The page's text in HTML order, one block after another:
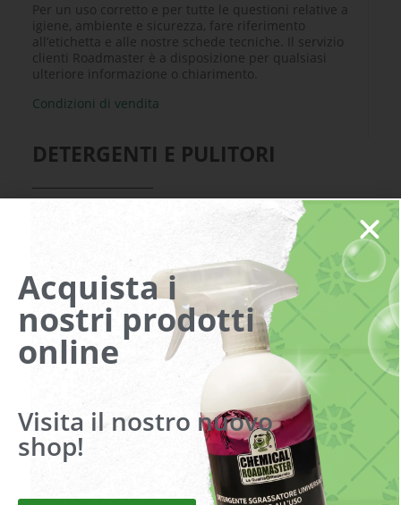
Per un uso corretto e per tutte le questioni relative a
igiene, ambiente e sicurezza, fare riferimento
all’etichetta e alle nostre schede tecniche. Il servizio
clienti Roadmaster è a disposizione per qualsiasi
ulteriore informazione o chiarimento.
Condizioni di vendita
DETERGENTI E PULITORI
DETERGENTE
IDROALCOLICO
Acquista i
nostri prodotti
online
Visita il nostro nuovo
shop!